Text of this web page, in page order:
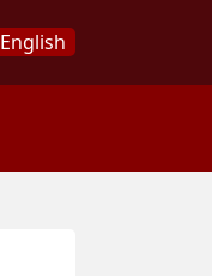
English